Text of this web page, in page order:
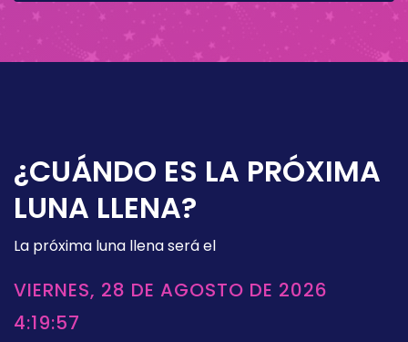
¿CUÁNDO ES LA PRÓXIMA
LUNA LLENA?
La próxima luna llena será el
VIERNES, 28 DE AGOSTO DE 2026
4:19:57